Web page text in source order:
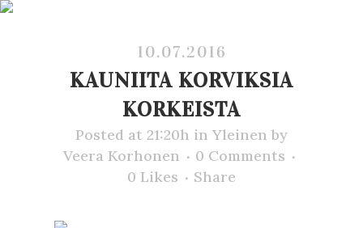
10.07.2016
KAUNIITA KORVIKSIA
KORKEISTA
Posted at 21:20h in Yleinen by
Veera Korhonen
0 Comments
0 Likes Share